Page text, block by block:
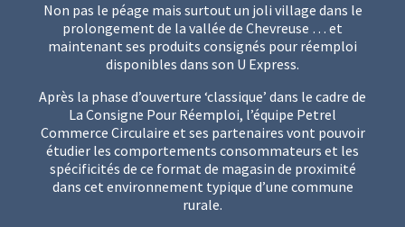
Non pas le péage mais surtout un joli village dans le
prolongement de la vallée de Chevreuse … et
maintenant ses produits consignés pour réemploi
disponibles dans son U Express.
Après la phase d’ouverture ‘classique’ dans le cadre de
La Consigne Pour Réemploi, l’équipe Petrel
Commerce Circulaire et ses partenaires vont pouvoir
étudier les comportements consommateurs et les
spécificités de ce format de magasin de proximité
dans cet environnement typique d’une commune
rurale.